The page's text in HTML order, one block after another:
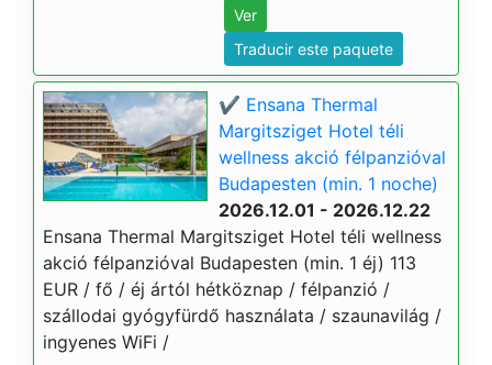
Ver
Traducir este paquete
✔️ Ensana Thermal
Margitsziget Hotel téli
wellness akció félpanzióval
Budapesten (min. 1 noche)
2026.12.01 - 2026.12.22
Ensana Thermal Margitsziget Hotel téli wellness
akció félpanzióval Budapesten (min. 1 éj) 113
EUR / fő / éj ártól hétköznap / félpanzió /
szállodai gyógyfürdő használata / szaunavilág /
ingyenes WiFi /